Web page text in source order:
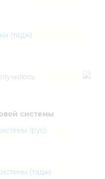
(тадж)
системы
(рус)
(тадж)